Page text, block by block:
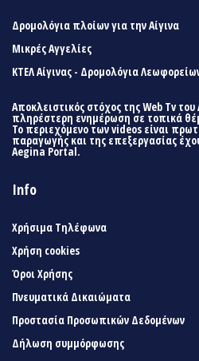
Δρομολόγια πλοίων για την Αίγινα
Μικρές Αγγελίες
ΚΤΕΛ Αίγινας - Δρομολόγια
Αποκλειστικός στόχος της Web Tv
πληρέστερη ενημέρωση σε τοπικά
Το περιεχόμενο των videos είναι
παραγωγής και της επεξεργασίας
Aegina Portal.
Info
Χρήσιμα Τηλέφωνα
Χρήση cookies
Όροι Χρήσης
Πνευματικά Δικαιώματα
Προστασία Προσωπικών Δεδομένων
Δήλωση συμμόρφωσης